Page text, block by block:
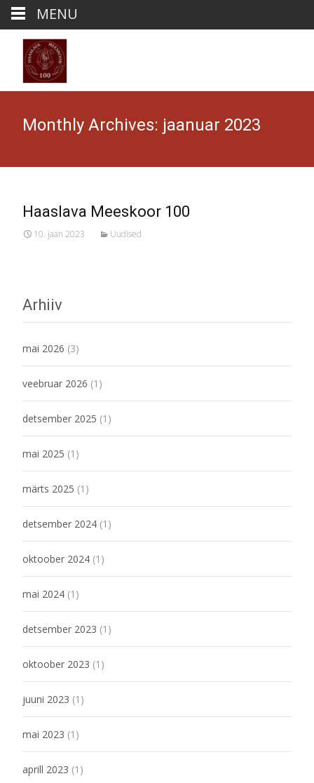
Monthly Archives: jaanuar 2023
Haaslava Meeskoor 100
10. jaan 2023 Uudised
Arhiiv
mai 2026 (3)
veebruar 2026 (1)
detsember 2025 (1)
mai 2025 (1)
märts 2025 (1)
detsember 2024 (1)
oktoober 2024 (1)
mai 2024 (1)
detsember 2023 (1)
oktoober 2023 (1)
juuni 2023 (1)
mai 2023 (1)
aprill 2023 (1)
MENU